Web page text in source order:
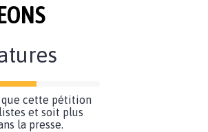
cette pétition
et soit plus
la presse.